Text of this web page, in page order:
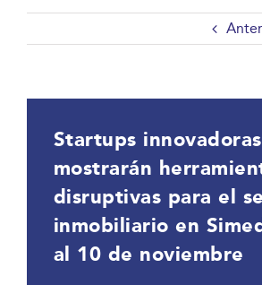
Startups innovadoras
mostrarán
disruptivas para el
inmobiliario en
al 10 de noviembre